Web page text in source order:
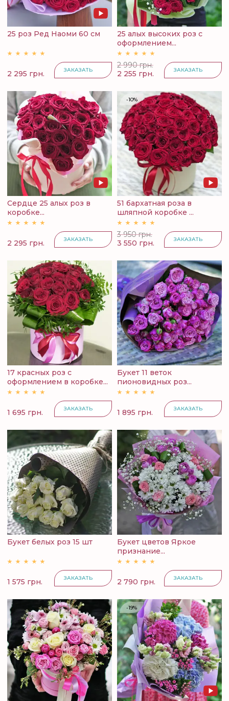
25 роз Ред Наоми 60 см
2 295 грн. ЗАКАЗАТЬ
25 алых высоких роз с
оформлением...
2 990 грн.
2 255 грн.
ЗАКАЗАТЬ
Сердце 25 алых роз в
коробке...
2 295 грн. ЗАКАЗАТЬ
-10%
51 бархатная роза в
шляпной коробке ...
3 950 грн.
3 550 грн.
ЗАКАЗАТЬ
17 красных роз с
оформлением в коробке...
1 695 грн. ЗАКАЗАТЬ
Букет 11 веток
пионовидных роз...
1 895 грн. ЗАКАЗАТЬ
Букет белых роз 15 шт
1 575 грн. ЗАКАЗАТЬ
Букет цветов Яркое
признание...
2 790 грн. ЗАКАЗАТЬ
-19%